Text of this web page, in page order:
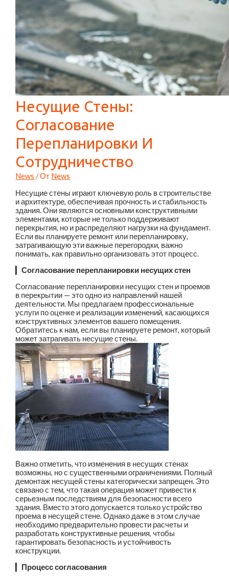
Несущие Стены:
Согласование
Перепланировки И
Сотрудничество
News / От News
Несущие стены играют ключевую роль в строительстве
и архитектуре, обеспечивая прочность и стабильность
здания. Они являются основными конструктивными
элементами, которые не только поддерживают
перекрытия, но и распределяют нагрузки на фундамент.
Если вы планируете ремонт или перепланировку,
затрагивающую эти важные перегородки, важно
понимать, как правильно организовать этот процесс.
▎Согласование перепланировки несущих стен
Согласование перепланировки несущих стен и проемов
в перекрытии — это одно из направлений нашей
деятельности. Мы предлагаем профессиональные
услуги по оценке и реализации изменений, касающихся
конструктивных элементов вашего помещения.
Обратитесь к нам, если вы планируете ремонт, который
может затрагивать несущие стены.
Важно отметить, что изменения в несущих стенах
возможны, но с существенными ограничениями. Полный
демонтаж несущей стены категорически запрещен. Это
связано с тем, что такая операция может привести к
серьезным последствиям для безопасности всего
здания. Вместо этого допускается только устройство
проема в несущей стене. Однако даже в этом случае
необходимо предварительно провести расчеты и
разработать конструктивные решения, чтобы
гарантировать безопасность и устойчивость
конструкции.
Процесс согласования